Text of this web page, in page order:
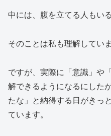
中には、腹を立てる人もい
そのことは私も理解していま
ですが、実際に「意識」や
解できるようになるにした
たな」と納得する日がきっ
ています。